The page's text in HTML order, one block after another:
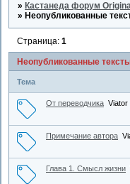
» Кастанеда форум
» Неопубликованные
Неопубликованные
Страница:1
Тема
От переводчика Viator
Примечание автора
Глава 1. Смысл жизни